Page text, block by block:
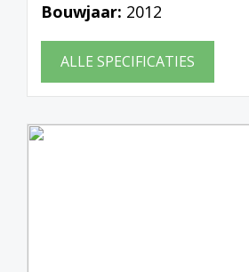
Bouwjaar: 2012
ALLE SPECIFICATIES